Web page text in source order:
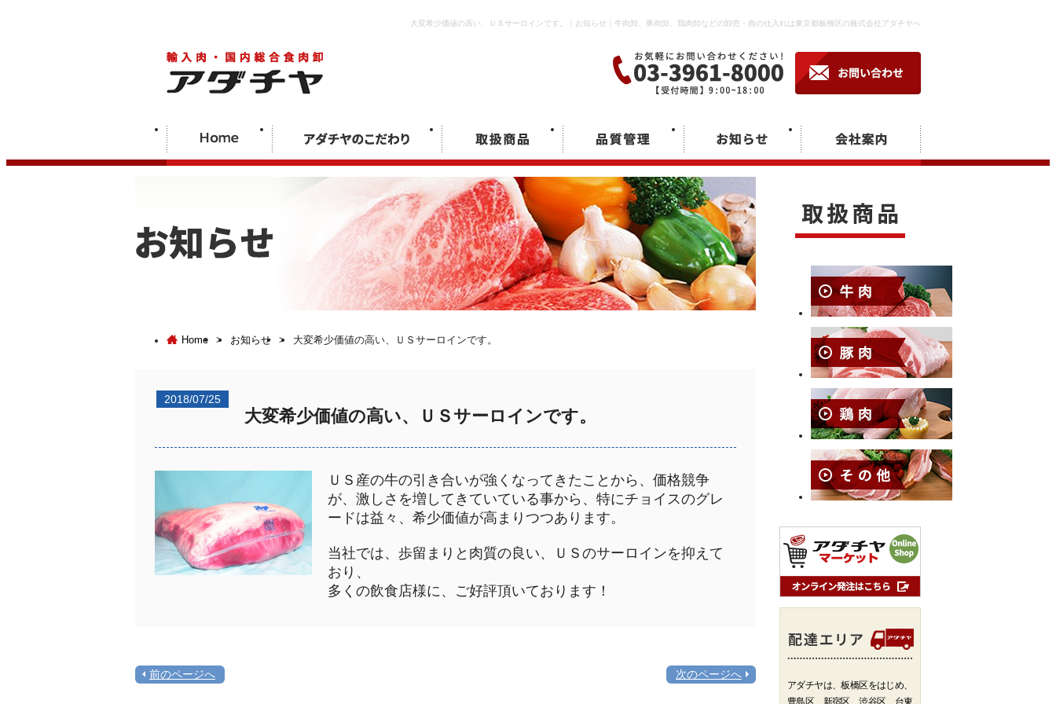
大変希少価値の高い、ＵＳサーロインです。｜お知らせ｜牛肉卸、豚肉卸、鶏肉卸などの卸売・肉の仕入れは東京都板橋区の株式会社アダチヤへ
Home > お知らせ > 大変希少価値の高い、ＵＳサーロインです。
2018/07/25
大変希少価値の高い、ＵＳサーロインです。
ＵＳ産の牛の引き合いが強くなってきたことから、価格競争
が、激しさを増してきていている事から、特にチョイスのグレ
ードは益々、希少価値が高まりつつあります。
当社では、歩留まりと肉質の良い、ＵＳのサーロインを抑えて
おり、
多くの飲食店様に、ご好評頂いております！
前のページへ 次のページへ
アダチヤは、板橋区をはじめ、
豊島区、新宿区、渋谷区、台東